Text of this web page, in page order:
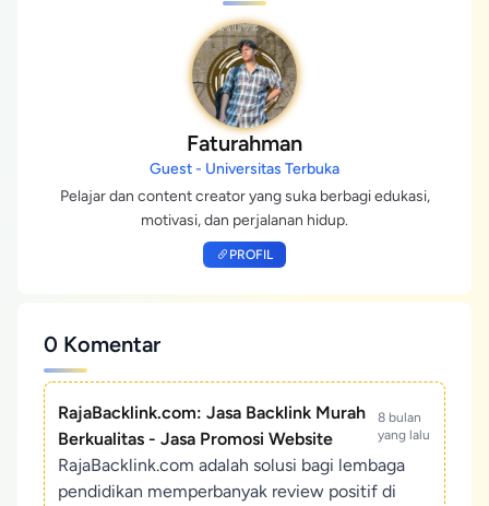
Faturahman
Guest - Universitas Terbuka
Pelajar dan content creator yang suka berbagi edukasi,
motivasi, dan perjalanan hidup.
PROFIL
0 Komentar
RajaBacklink.com: Jasa Backlink Murah
Berkualitas - Jasa Promosi Website
8 bulan
yang lalu
RajaBacklink.com adalah solusi bagi lembaga
pendidikan memperbanyak review positif di